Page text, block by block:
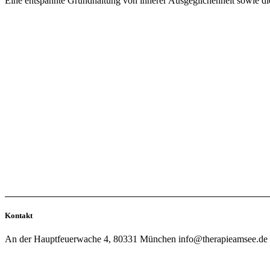
Kontakt
An der Hauptfeuerwache 4, 80331 München info@therapieamsee.de